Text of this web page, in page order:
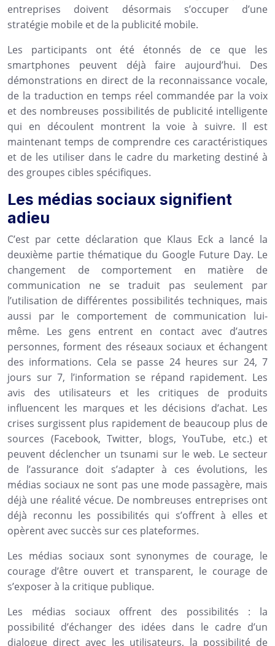
entreprises doivent désormais s’occuper d’une
stratégie mobile et de la publicité mobile.
Les participants ont été étonnés de ce que les
smartphones peuvent déjà faire aujourd’hui. Des
démonstrations en direct de la reconnaissance vocale,
de la traduction en temps réel commandée par la voix
et des nombreuses possibilités de publicité intelligente
qui en découlent montrent la voie à suivre. Il est
maintenant temps de comprendre ces caractéristiques
et de les utiliser dans le cadre du marketing destiné à
des groupes cibles spécifiques.
Les médias sociaux signifient
adieu
C’est par cette déclaration que Klaus Eck a lancé la
deuxième partie thématique du Google Future Day. Le
changement de comportement en matière de
communication ne se traduit pas seulement par
l’utilisation de différentes possibilités techniques, mais
aussi par le comportement de communication lui-
même. Les gens entrent en contact avec d’autres
personnes, forment des réseaux sociaux et échangent
des informations. Cela se passe 24 heures sur 24, 7
jours sur 7, l’information se répand rapidement. Les
avis des utilisateurs et les critiques de produits
influencent les marques et les décisions d’achat. Les
crises surgissent plus rapidement de beaucoup plus de
sources (Facebook, Twitter, blogs, YouTube, etc.) et
peuvent déclencher un tsunami sur le web. Le secteur
de l’assurance doit s’adapter à ces évolutions, les
médias sociaux ne sont pas une mode passagère, mais
déjà une réalité vécue. De nombreuses entreprises ont
déjà reconnu les possibilités qui s’offrent à elles et
opèrent avec succès sur ces plateformes.
Les médias sociaux sont synonymes de courage, le
courage d’être ouvert et transparent, le courage de
s’exposer à la critique publique.
Les médias sociaux offrent des possibilités : la
possibilité d’échanger des idées dans le cadre d’un
dialogue direct avec les utilisateurs, la possibilité de